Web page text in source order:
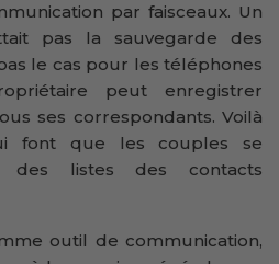
par faisceaux. Un
pas la sauvegarde des
le cas pour les téléphones
peut enregistrer
ses correspondants. Voilà
font que les couples se
des listes des contacts
outil de communication,